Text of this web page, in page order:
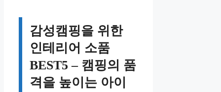
감성캠핑을 위한
인테리어 소품
BEST5 – 캠핑의 품
격을 높이는 아이